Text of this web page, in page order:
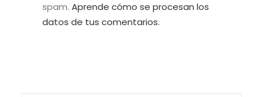
spam. Aprende cómo se procesan los
datos de tus comentarios.